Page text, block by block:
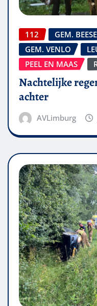
112 GEM.
GEM. VENLO
PEEL EN MAAS
Nachtelijke
achter
AVLimburg